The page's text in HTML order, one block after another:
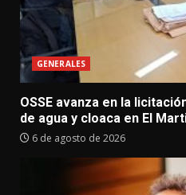
GENERALES
OSSE avanza en la
de agua y cloaca en El
6 de agosto de 2026